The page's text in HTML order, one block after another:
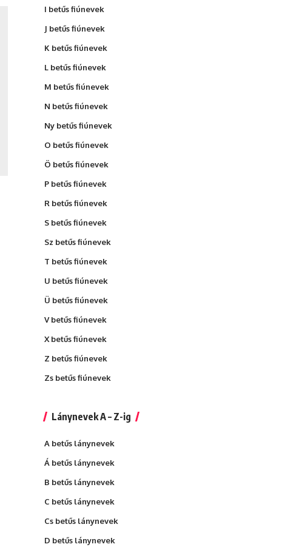
I betűs fiúnevek
J betűs fiúnevek
K betűs fiúnevek
L betűs fiúnevek
M betűs fiúnevek
N betűs fiúnevek
Ny betűs fiúnevek
O betűs fiúnevek
Ö betűs fiúnevek
P betűs fiúnevek
R betűs fiúnevek
S betűs fiúnevek
Sz betűs fiúnevek
T betűs fiúnevek
U betűs fiúnevek
Ü betűs fiúnevek
V betűs fiúnevek
X betűs fiúnevek
Z betűs fiúnevek
Zs betűs fiúnevek
Lánynevek A – Z-ig
A betűs lánynevek
Á betűs lánynevek
B betűs lánynevek
C betűs lánynevek
Cs betűs lánynevek
D betűs lánynevek